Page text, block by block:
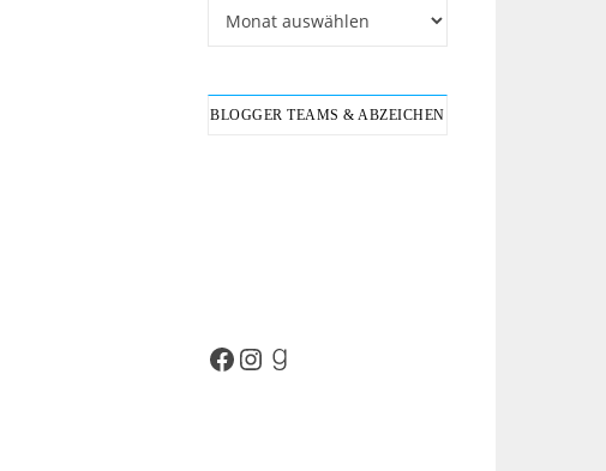
BLOGGER TEAMS & ABZEICHEN
Facebook
Instagram
Goodreads